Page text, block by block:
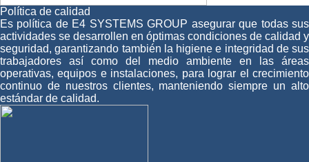
Política de calidad
Es política de E4 SYSTEMS GROUP asegurar que todas sus
actividades se desarrollen en óptimas condiciones de calidad y
seguridad, garantizando también la higiene e integridad de sus
trabajadores así como del medio ambiente en las áreas
operativas, equipos e instalaciones, para lograr el crecimiento
continuo de nuestros clientes, manteniendo siempre un alto
estándar de calidad.